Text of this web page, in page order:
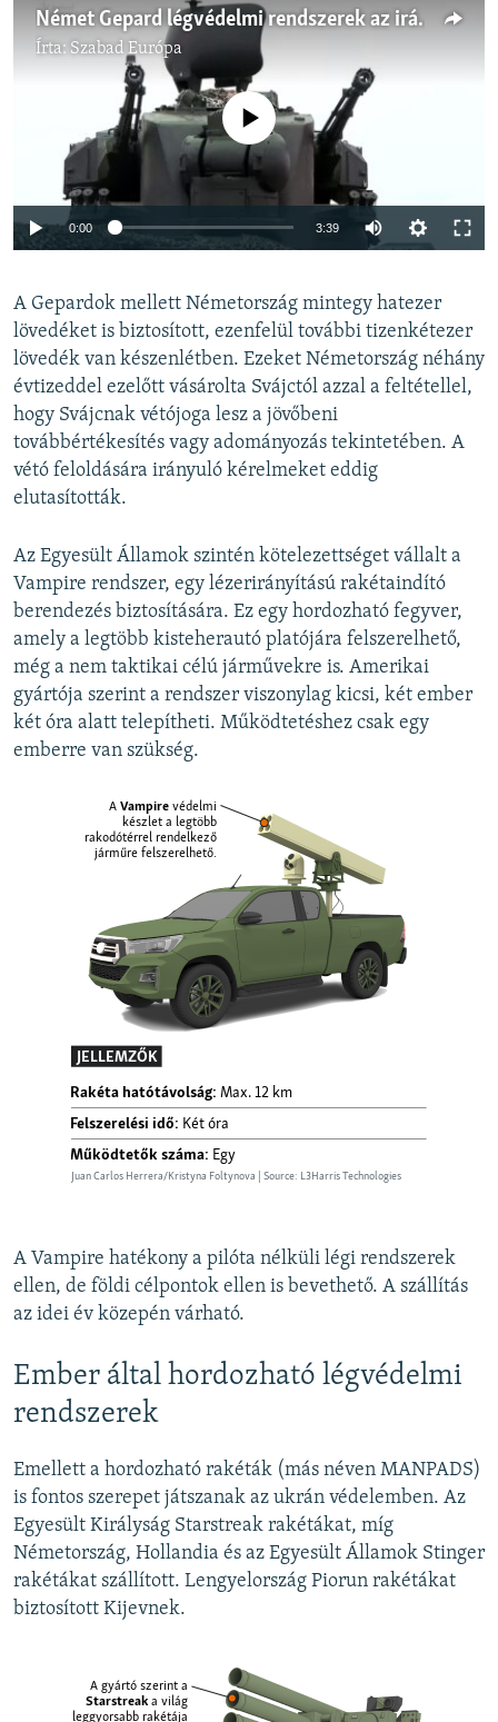
Német Gepard légvédelmi rendszerek az iráni drónok ellen
Írta: Szabad Európa
Auto 240p 360p 480p
720p 1080p
Jelenleg nincs elérhető tartalom
0:00 3:39
360p
480p
720p
A Gepardok mellett Németország mintegy hatezer
lövedéket is biztosított, ezenfelül további tizenkétezer
lövedék van készenlétben. Ezeket Németország néhány
évtizeddel ezelőtt vásárolta Svájctól azzal a feltétellel,
hogy Svájcnak vétójoga lesz a jövőbeni
továbbértékesítés vagy adományozás tekintetében. A
vétó feloldására irányuló kérelmeket eddig
elutasították.
Az Egyesült Államok szintén kötelezettséget vállalt a
Vampire rendszer, egy lézerirányítású rakétaindító
berendezés biztosítására. Ez egy hordozható fegyver,
amely a legtöbb kisteherautó platójára felszerelhető,
még a nem taktikai célú járművekre is. Amerikai
gyártója szerint a rendszer viszonylag kicsi, két ember
két óra alatt telepítheti. Működtetéshez csak egy
emberre van szükség.
A Vampire hatékony a pilóta nélküli légi rendszerek
ellen, de földi célpontok ellen is bevethető. A szállítás
az idei év közepén várható.
Ember által hordozható légvédelmi
rendszerek
Emellett a hordozható rakéták (más néven MANPADS)
is fontos szerepet játszanak az ukrán védelemben. Az
Egyesült Királyság Starstreak rakétákat, míg
Németország, Hollandia és az Egyesült Államok Stinger
rakétákat szállított. Lengyelország Piorun rakétákat
biztosított Kijevnek.